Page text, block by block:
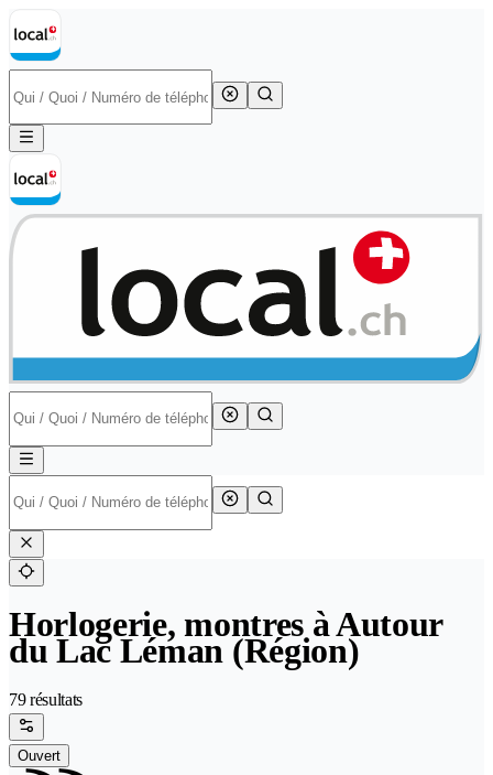
Horlogerie, montres à Autour
du Lac Léman (Région)
79 résultats
Ouvert